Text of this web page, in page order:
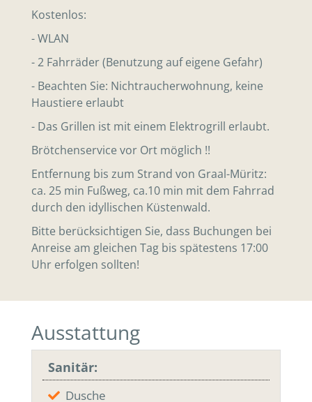
Kostenlos:
- WLAN
- 2 Fahrräder (Benutzung auf eigene Gefahr)
- Beachten Sie: Nichtraucherwohnung, keine
Haustiere erlaubt
- Das Grillen ist mit einem Elektrogrill erlaubt.
Brötchenservice vor Ort möglich !!
Entfernung bis zum Strand von Graal-Müritz:
ca. 25 min Fußweg, ca.10 min mit dem Fahrrad
durch den idyllischen Küstenwald.
Bitte berücksichtigen Sie, dass Buchungen bei
Anreise am gleichen Tag bis spätestens 17:00
Uhr erfolgen sollten!
Ausstattung
Sanitär:
Dusche